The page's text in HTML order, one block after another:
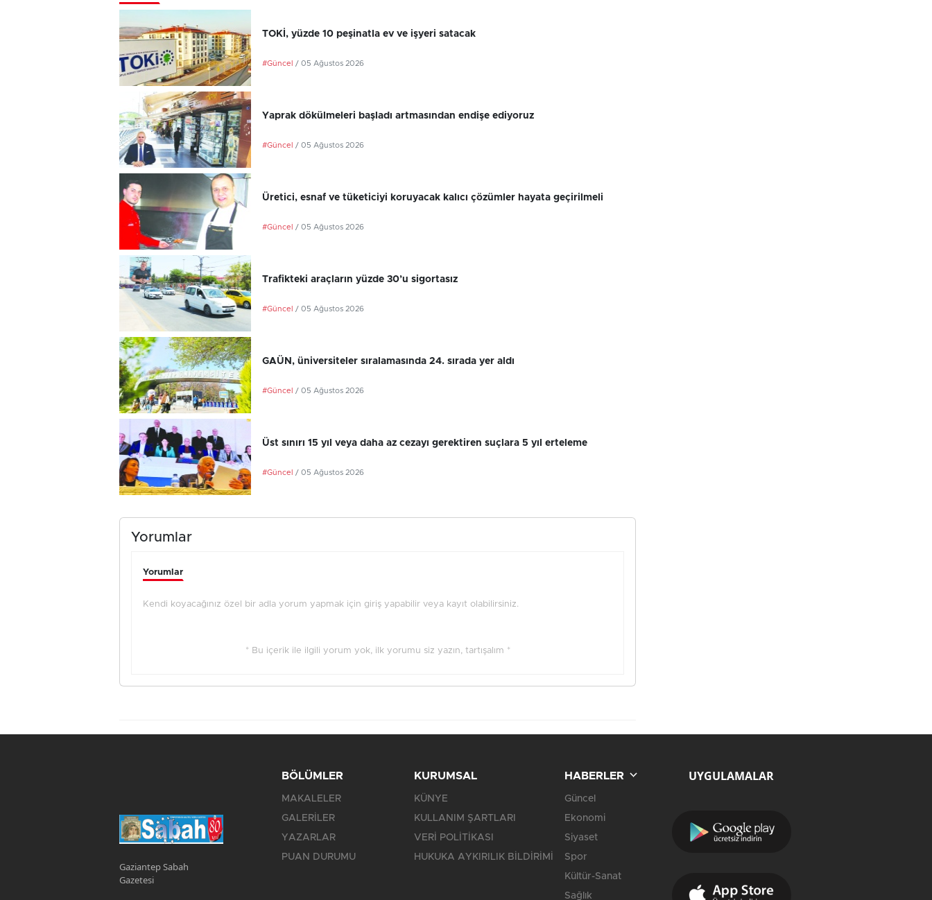
TOKİ, yüzde 10 peşinatla ev ve işyeri satacak
#Güncel / 05 Ağustos 2026
Yaprak dökülmeleri başladı artmasından endişe ediyoruz
#Güncel / 05 Ağustos 2026
Üretici, esnaf ve tüketiciyi koruyacak kalıcı çözümler hayata geçirilmeli
#Güncel / 05 Ağustos 2026
Trafikteki araçların yüzde 30’u sigortasız
#Güncel / 05 Ağustos 2026
GAÜN, üniversiteler sıralamasında 24. sırada yer aldı
#Güncel / 05 Ağustos 2026
Üst sınırı 15 yıl veya daha az cezayı gerektiren suçlara 5 yıl erteleme
#Güncel / 05 Ağustos 2026
Yorumlar
Yorumlar
Kendi koyacağınız özel bir adla yorum yapmak için giriş yapabilir veya kayıt olabilirsiniz.
* Bu içerik ile ilgili yorum yok, ilk yorumu siz yazın, tartışalım *
Gaziantep Sabah
Gazetesi
BÖLÜMLER
MAKALELER
GALERİLER
YAZARLAR
PUAN DURUMU
KURUMSAL
KÜNYE
KULLANIM ŞARTLARI
VERİ POLİTİKASI
HUKUKA AYKIRILIK BİLDİRİMİ
HABERLER
Güncel
Ekonomi
Siyaset
Spor
Kültür-Sanat
Sağlık
UYGULAMALAR